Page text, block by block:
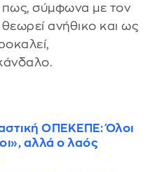
σύμφωνα με τον
ανήθικο και ως
ΟΠΕΚΕΠΕ: Όλοι
αλλά ο λαός